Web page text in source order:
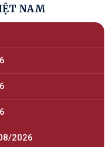
2025/NĐ-CP ngày
2025 của Chính phủ
một cửa liên thông
sửa đổi, bổ